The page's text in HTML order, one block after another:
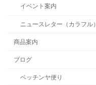
イベント案内
ニュースレター（カラフル）
商品案内
ブログ
ベッチンヤ便り